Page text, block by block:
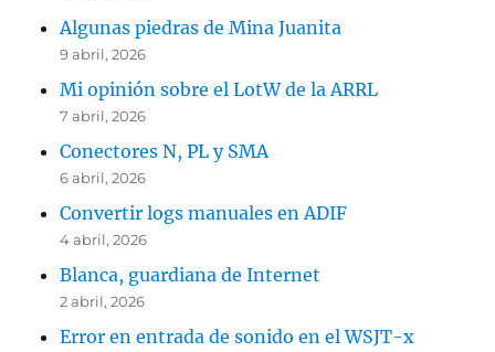
Algunas piedras de Mina Juanita
9 abril, 2026
Mi opinión sobre el LotW de la ARRL
7 abril, 2026
Conectores N, PL y SMA
6 abril, 2026
Convertir logs manuales en ADIF
4 abril, 2026
Blanca, guardiana de Internet
2 abril, 2026
Error en entrada de sonido en el WSJT-x